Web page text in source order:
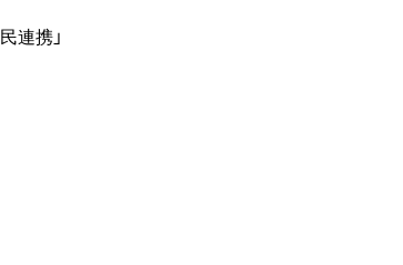
連携」